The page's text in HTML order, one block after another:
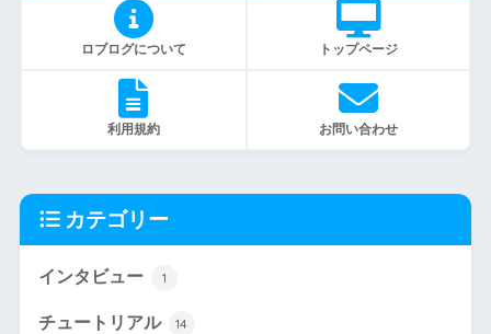
ロブログについて トップページ
利用規約 お問い合わせ
カテゴリー
インタビュー 1
チュートリアル 14